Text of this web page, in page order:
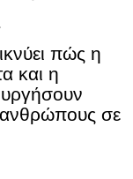
πώς η
και η
ανθρώπους σε